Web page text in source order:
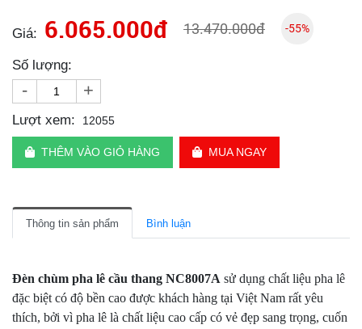
Giá: 6.065.000đ 13.470.000đ -55%
Số lượng:
- +
Lượt xem: 12055
THÊM VÀO GIỎ HÀNG MUA NGAY
Thông tin sản phẩm Bình luận
Đèn chùm pha lê cầu thang NC8007A sử dụng chất liệu pha lê
đặc biệt có độ bền cao được khách hàng tại Việt Nam rất yêu
thích, bởi vì pha lê là chất liệu cao cấp có vẻ đẹp sang trọng, cuốn